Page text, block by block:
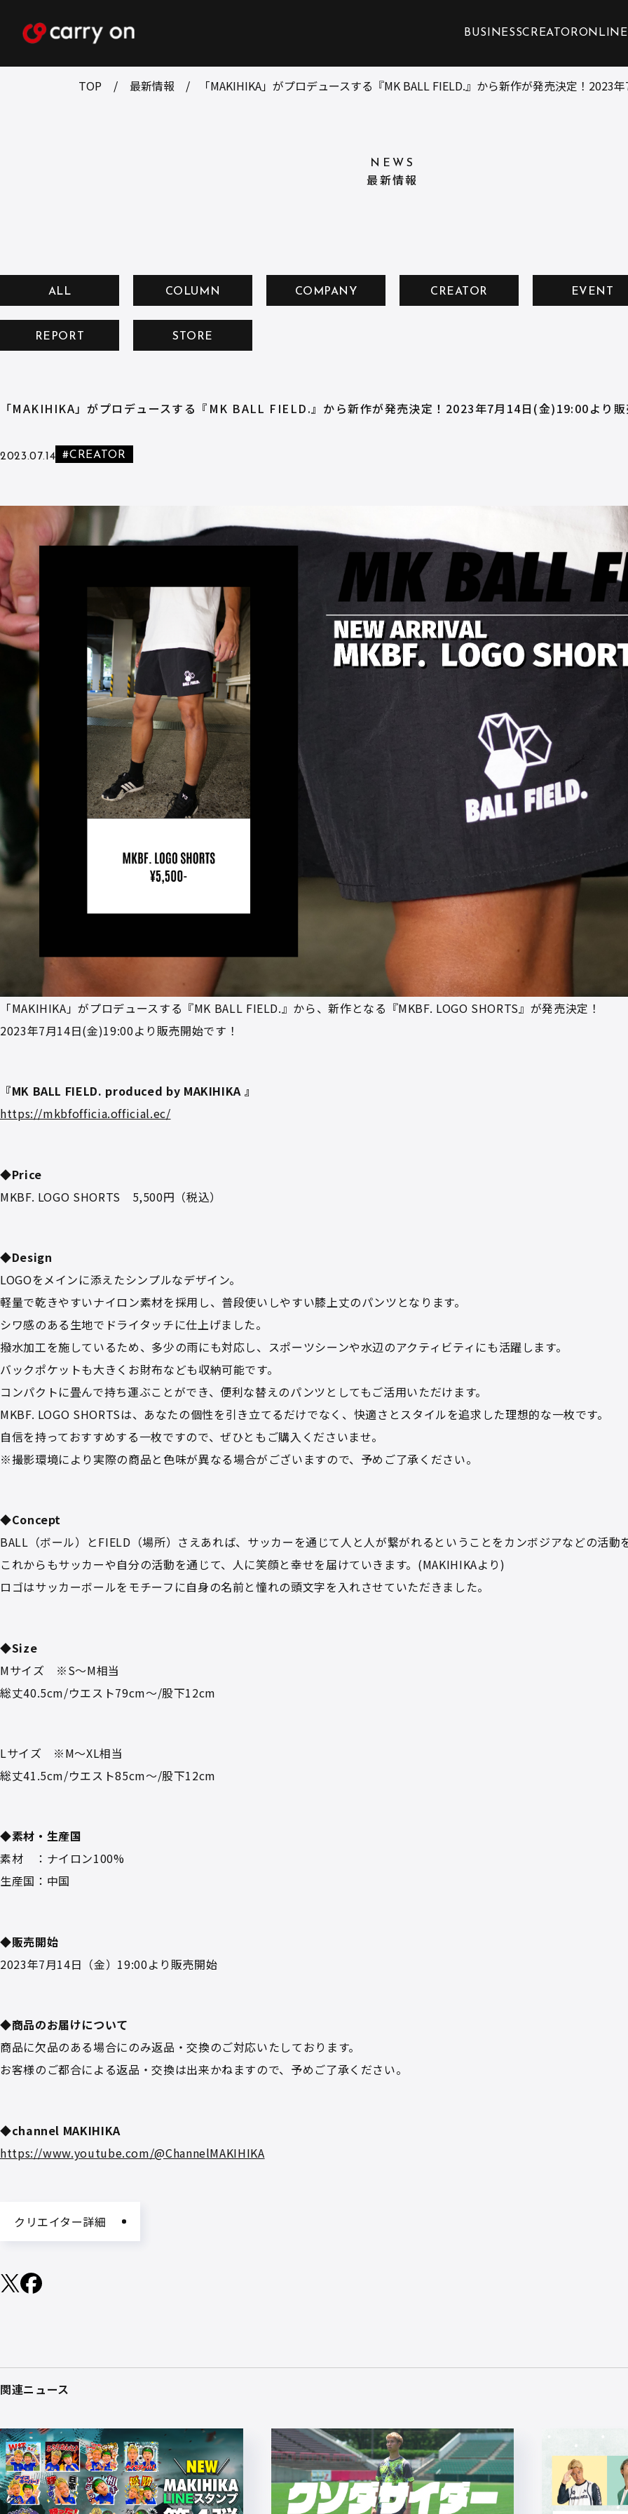
BUSINESSCREATORONLINE
TOP 最新情報 「MAKIHIKA」がプロデュースする『MK BALL FIELD.』から新作が発売決定！2023
NEWS
最新情報
ALL COLUMN COMPANY CREATOR EVENT
REPORT STORE
「MAKIHIKA」がプロデュースする『MK BALL FIELD.』から新作が発売決定！2023年7月14日(金)19:00より販
2023.07.14 #CREATOR
「MAKIHIKA」がプロデュースする『MK BALL FIELD.』から、新作となる『MKBF. LOGO SHORTS』が発売決定！
2023年7月14日(金)19:00より販売開始です！
『MK BALL FIELD. produced by MAKIHIKA 』
https://mkbfofficia.official.ec/
◆Price
MKBF. LOGO SHORTS 5,500円（税込）
◆Design
LOGOをメインに添えたシンプルなデザイン。
軽量で乾きやすいナイロン素材を採用し、普段使いしやすい膝上丈のパンツとなります。
シワ感のある生地でドライタッチに仕上げました。
撥水加工を施しているため、多少の雨にも対応し、スポーツシーンや水辺のアクティビティにも活躍します。
バックポケットも大きくお財布なども収納可能です。
コンパクトに畳んで持ち運ぶことができ、便利な替えのパンツとしてもご活用いただけます。
MKBF. LOGO SHORTSは、あなたの個性を引き立てるだけでなく、快適さとスタイルを追求した理想的な一枚です。
自信を持っておすすめする一枚ですので、ぜひともご購入くださいませ。
※撮影環境により実際の商品と色味が異なる場合がございますので、予めご了承ください。
◆Concept
BALL（ボール）とFIELD（場所）さえあれば、サッカーを通じて人と人が繋がれるということをカンボジアなどの活動
これからもサッカーや自分の活動を通じて、人に笑顔と幸せを届けていきます。(MAKIHIKAより)
ロゴはサッカーボールをモチーフに自身の名前と憧れの頭文字を入れさせていただきました。
◆Size
Mサイズ ※S～M相当
総丈40.5cm/ウエスト79cm～/股下12cm
Lサイズ ※M～XL相当
総丈41.5cm/ウエスト85cm～/股下12cm
◆素材・生産国
素材 ：ナイロン100%
生産国：中国
◆販売開始
2023年7月14日（金）19:00より販売開始
◆商品のお届けについて
商品に欠品のある場合にのみ返品・交換のご対応いたしております。
お客様のご都合による返品・交換は出来かねますので、予めご了承ください。
◆channel MAKIHIKA
https://www.youtube.com/@ChannelMAKIHIKA
クリエイター詳細
関連ニュース